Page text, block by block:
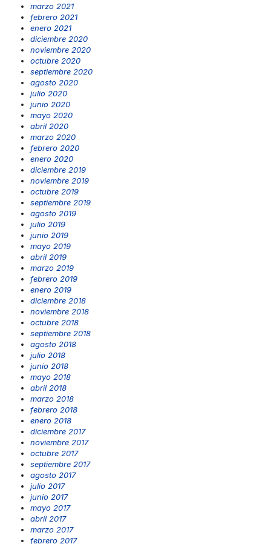
marzo 2021
febrero 2021
enero 2021
diciembre 2020
noviembre 2020
octubre 2020
septiembre 2020
agosto 2020
julio 2020
junio 2020
mayo 2020
abril 2020
marzo 2020
febrero 2020
enero 2020
diciembre 2019
noviembre 2019
octubre 2019
septiembre 2019
agosto 2019
julio 2019
junio 2019
mayo 2019
abril 2019
marzo 2019
febrero 2019
enero 2019
diciembre 2018
noviembre 2018
octubre 2018
septiembre 2018
agosto 2018
julio 2018
junio 2018
mayo 2018
abril 2018
marzo 2018
febrero 2018
enero 2018
diciembre 2017
noviembre 2017
octubre 2017
septiembre 2017
agosto 2017
julio 2017
junio 2017
mayo 2017
abril 2017
marzo 2017
febrero 2017